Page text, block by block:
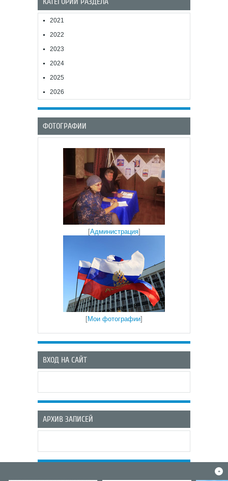
2021
2022
2023
2024
2025
2026
ФОТОГРАФИИ
[Администрация]
[Мои фотографии]
ВХОД НА САЙТ
АРХИВ ЗАПИСЕЙ
+